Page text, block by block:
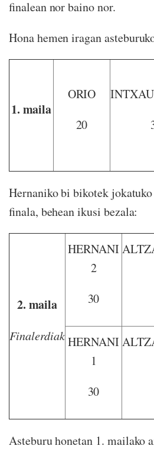
finalean nor baino nor.
Hona hemen iragan
1. maila
ORIO
20
Hernaniko bi bikotek
finala, behean ikusi bezala:
2. maila
Finalerdiak
HERNANI
2
30
HERNANI
1
30
Asteburu honetan 1. mailako